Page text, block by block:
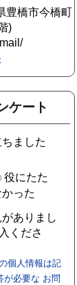
豊橋市今橋町
)
ケート
ました
役にたた
かった
ありまし
くださ
個人情報は記
が必要な お問